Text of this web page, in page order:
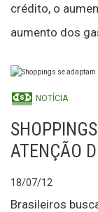
crédito, o
aumento dos
NOTÍCIA
ATENÇÃO
18/07/12
Brasileiros